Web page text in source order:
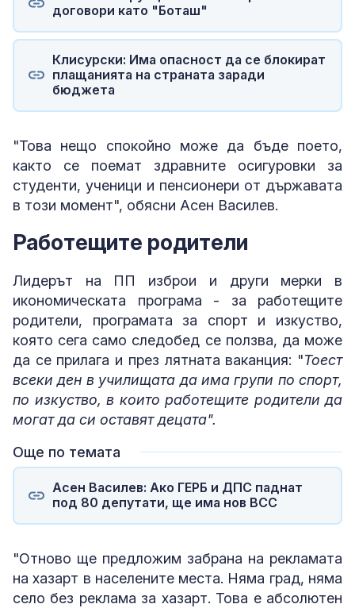
договори като "Боташ"
Клисурски: Има опасност да се блокират
плащанията на страната заради
бюджета
"Това нещо спокойно може да бъде поето,
както се поемат здравните осигуровки за
студенти, ученици и пенсионери от държавата
в този момент", обясни Асен Василев.
Работещите родители
Лидерът на ПП изброи и други мерки в
икономическата програма - за работещите
родители, програмата за спорт и изкуство,
която сега само следобед се ползва, да може
да се прилага и през лятната ваканция: "Тоест
всеки ден в училищата да има групи по спорт,
по изкуство, в които работещите родители да
могат да си оставят децата".
Още по темата
Асен Василев: Ако ГЕРБ и ДПС паднат
под 80 депутати, ще има нов ВСС
"Отново ще предложим забрана на рекламата
на хазарт в населените места. Няма град, няма
село без реклама за хазарт. Това е абсолютен